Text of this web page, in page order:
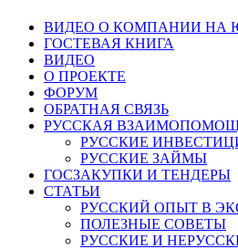
ВИДЕО О КОМПАНИИ НА
ГОСТЕВАЯ КНИГА
ВИДЕО
О ПРОЕКТЕ
ФОРУМ
ОБРАТНАЯ СВЯЗЬ
РУССКАЯ
РУССКИЕ
РУССКИЕ ЗАЙМЫ
ГОСЗАКУПКИ И ТЕНДЕРЫ
СТАТЬИ
РУССКИЙ ОПЫТ В
ПОЛЕЗНЫЕ СОВЕТЫ
РУССКИЕ И